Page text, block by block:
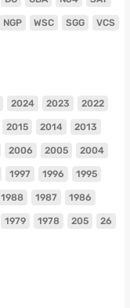
NGP WSC SGG VCS
2024 2023 2022
2015 2014 2013
2006 2005 2004
1997 1996 1995
1988 1987 1986
1979 1978 205 26